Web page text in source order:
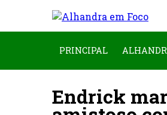
PRINCIPAL
Endrick